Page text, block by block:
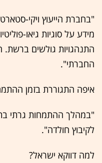
מידע על סוגיות גיאו-
התנהגויות גולשים ברשת.
החברתי".
איפה התגוררת בזמן
"במהלך ההתמחות גרתי
לקיבוץ חולדה".
למה דווקא ישראל?